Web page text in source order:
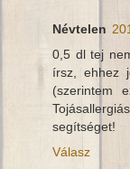
Névtelen
0,5 dl tej
írsz, ehhez
(szerintem
segítséget!
Válasz